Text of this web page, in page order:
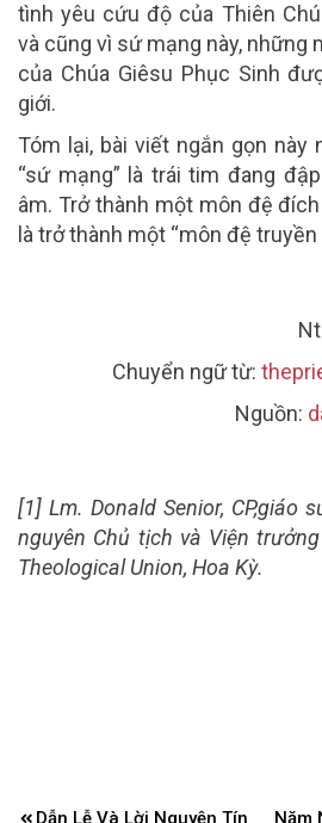
tình yêu cứu độ của Thiên
và cũng vì sứ mạng này, những
của Chúa Giêsu Phục Sinh
giới.
Tóm lại, bài viết ngắn gọn này
“sứ mạng” là trái tim đang
âm. Trở thành một môn đệ
là trở thành một “môn đệ truyền
Chuyển ngữ từ:
Nguồn:
[1] Lm. Donald Senior, CP,giáo
nguyên Chủ tịch và Viện
Theological Union, Hoa Kỳ.
Dẫn Lễ Và Lời Nguyện Tín
Năm